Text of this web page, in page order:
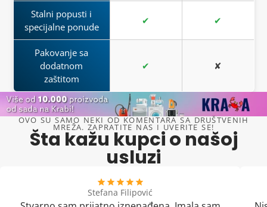
Stalni popusti i
specijalne ponude
✔ ✔
Pakovanje sa
dodatnom
zaštitom
✔ ✘
OVO SU SAMO NEKI OD KOMENTARA SA DRUŠTVENIH
MREŽA. ZAPRATITE NAS I UVERITE SE!
Šta kažu kupci o našoj
usluzi
Stefana Filipović